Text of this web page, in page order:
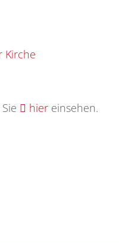
Kirche
hiereinsehen.